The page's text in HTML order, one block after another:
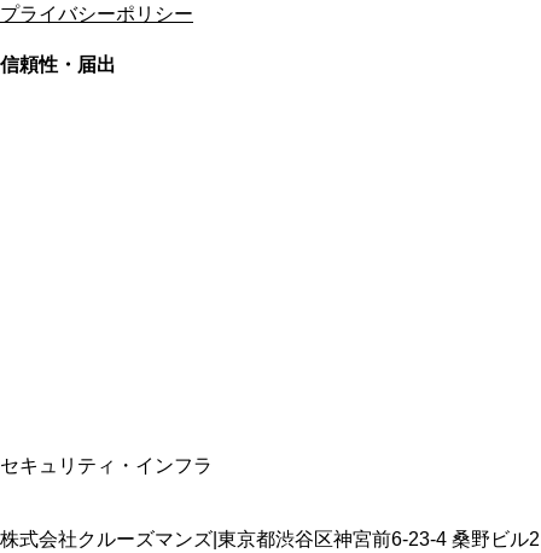
プライバシーポリシー
信頼性・届出
セキュリティ・インフラ
株式会社クルーズマンズ 東京都渋谷区神宮前6-23-4 桑野ビル2